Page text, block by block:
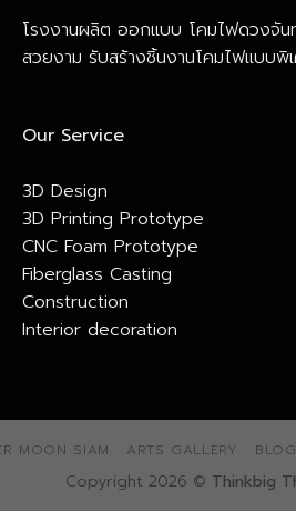
โรงงานผลิต ออกแบบ โคมไฟดวงจัน
สวยงาม รับสร้างชิ้นงานโคมไฟแบบพิ
Our Service
3D Design
3D Printing Prototype
CNC Foam Prototype
Fiberglass Casting
Construction
Interior decoration
MOON SIAM ARTS GALLERY BLOG
Copyright 2026 © Thinkbig